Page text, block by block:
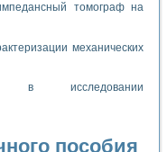
томограф на
механических
в исследовании
пособия